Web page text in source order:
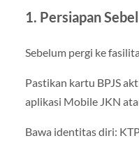
1. Persiapan
Sebelum pergi ke
Pastikan kartu BPJS
aplikasi Mobile JKN
Bawa identitas diri: